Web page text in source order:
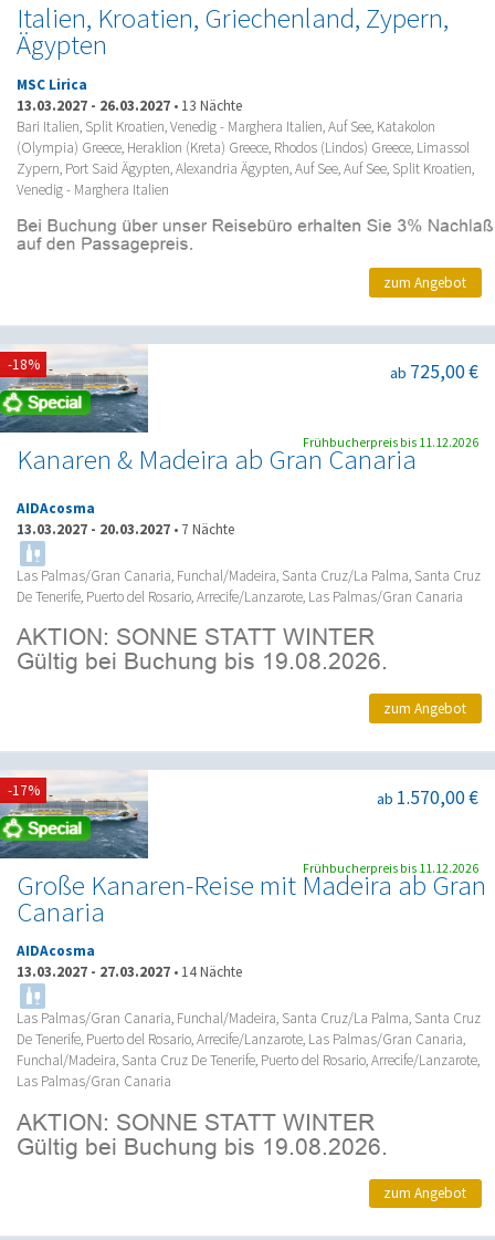
Italien, Kroatien, Griechenland, Zypern,
Ägypten
MSC Lirica
13.03.2027 - 26.03.2027 • 13 Nächte
Bari Italien, Split Kroatien, Venedig - Marghera Italien, Auf See, Katakolon
(Olympia) Greece, Heraklion (Kreta) Greece, Rhodos (Lindos) Greece, Limassol
Zypern, Port Said Ägypten, Alexandria Ägypten, Auf See, Auf See, Split Kroatien,
Venedig - Marghera Italien
zum Angebot
Kanaren & Madeira ab Gran Canaria
ab 725,00 €
AIDAcosma
13.03.2027 - 20.03.2027 • 7 Nächte
Las Palmas/Gran Canaria, Funchal/Madeira, Santa Cruz/La Palma, Santa Cruz
De Tenerife, Puerto del Rosario, Arrecife/Lanzarote, Las Palmas/Gran Canaria
-18%
Frühbucherpreis bis 11.12.2026
zum Angebot
Große Kanaren-Reise mit Madeira ab Gran
Canaria
ab 1.570,00 €
AIDAcosma
13.03.2027 - 27.03.2027 • 14 Nächte
Las Palmas/Gran Canaria, Funchal/Madeira, Santa Cruz/La Palma, Santa Cruz
De Tenerife, Puerto del Rosario, Arrecife/Lanzarote, Las Palmas/Gran Canaria,
Funchal/Madeira, Santa Cruz De Tenerife, Puerto del Rosario, Arrecife/Lanzarote,
Las Palmas/Gran Canaria
-17%
Frühbucherpreis bis 11.12.2026
zum Angebot